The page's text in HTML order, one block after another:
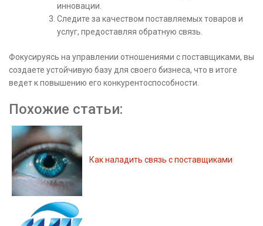
инновации.
Следите за качеством поставляемых товаров и
услуг, предоставляя обратную связь.
Фокусируясь на управлении отношениями с поставщиками, вы
создаете устойчивую базу для своего бизнеса, что в итоге
ведет к повышению его конкурентоспособности.
Похожие статьи:
Как наладить связь с поставщиками